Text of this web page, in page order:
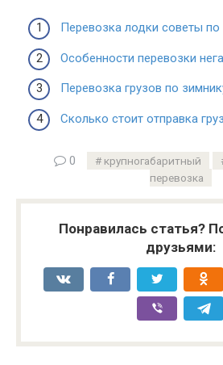
Перевозка лодки советы
Особенности перевозки
Перевозка грузов по
Сколько стоит отправка
0 крупногабаритный
перевозка
Понравилась статья?
друзьями: